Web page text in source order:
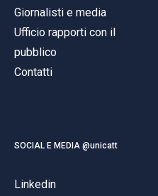
Giornalisti e media
Ufficio rapporti con il
pubblico
Contatti
SOCIAL E MEDIA @unicatt
Linkedin